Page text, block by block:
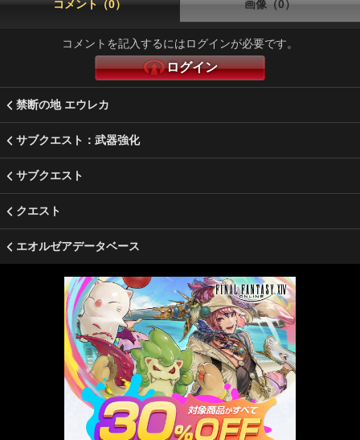
コメント（0） 画像（0）
コメントを記入するにはログインが必要です。
ログイン
禁断の地 エウレカ
サブクエスト：武器強化
サブクエスト
クエスト
エオルゼアデータベース